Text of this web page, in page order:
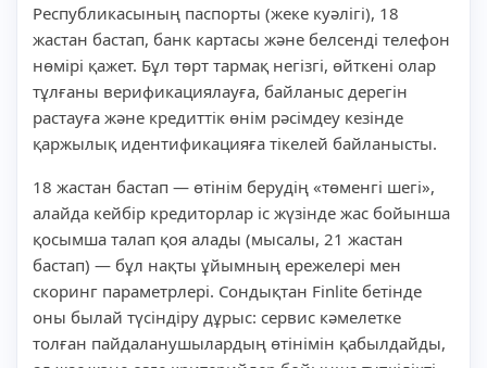
Республикасының паспорты (жеке куәлігі), 18
жастан бастап, банк картасы және белсенді телефон
нөмірі қажет. Бұл төрт тармақ негізгі, өйткені олар
тұлғаны верификациялауға, байланыс дерегін
растауға және кредиттік өнім рәсімдеу кезінде
қаржылық идентификацияға тікелей байланысты.
18 жастан бастап — өтінім берудің «төменгі шегі»,
алайда кейбір кредиторлар іс жүзінде жас бойынша
қосымша талап қоя алады (мысалы, 21 жастан
бастап) — бұл нақты ұйымның ережелері мен
скоринг параметрлері. Сондықтан Finlite бетінде
оны былай түсіндіру дұрыс: сервис кәмелетке
толған пайдаланушылардың өтінімін қабылдайды,